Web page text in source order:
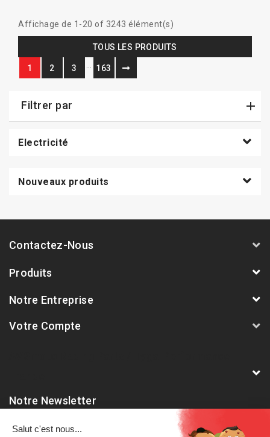
Affichage de 1-20 of 3243 élément(s)
TOUS LES PRODUITS
1 2 3 163
Filtrer par
Electricité
Nouveaux produits
Contactez-Nous
Produits
Notre Entreprise
Votre Compte
Notre Newsletter
Abonnez-vous à notre dernière newsletter pour être informé